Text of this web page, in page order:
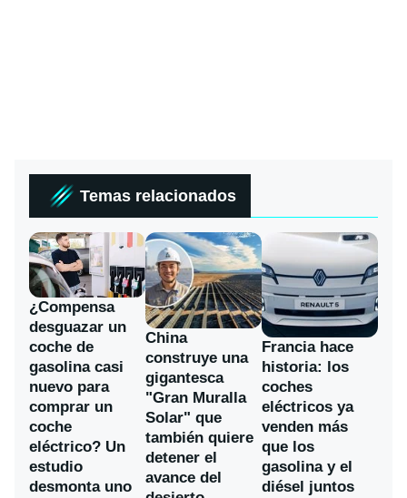
Temas relacionados
¿Compensa
desguazar un
coche de
gasolina casi
nuevo para
comprar un
coche
eléctrico? Un
estudio
desmonta uno
China
construye una
gigantesca
"Gran Muralla
Solar" que
también quiere
detener el
avance del
Francia hace
historia: los
coches
eléctricos ya
venden más
que los
gasolina y el
diésel juntos